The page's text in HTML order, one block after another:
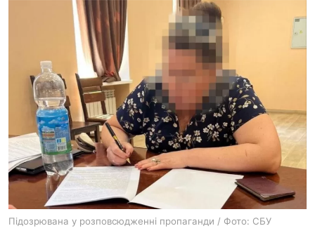
харків
архів
gambling
ru en
Підозрювана у розповсюдженні пропаганди / Фото: СБУ